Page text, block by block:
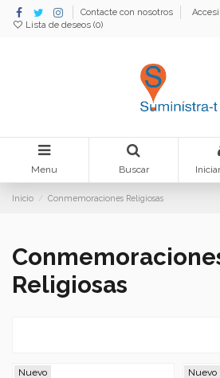
Contacte con nosotros
Lista de deseos (0)
Menu Buscar
Inicio Conmemoraciones Religiosas
Religiosas
Nuevo Nuevo